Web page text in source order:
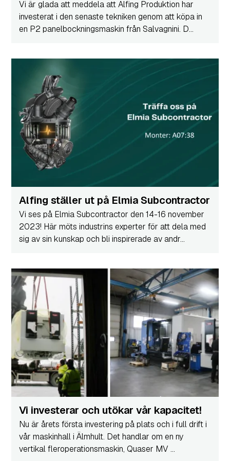
Vi är glada att meddela att Alfing Produktion har
investerat i den senaste tekniken genom att köpa in
en P2 panelbockningsmaskin från Salvagnini. D...
Alfing ställer ut på Elmia Subcontractor
Vi ses på Elmia Subcontractor den 14-16 november
2023! Här möts industrins experter för att dela med
sig av sin kunskap och bli inspirerade av andr...
Vi investerar och utökar vår kapacitet!
Nu är årets första investering på plats och i full drift i
vår maskinhall i Älmhult. Det handlar om en ny
vertikal fleroperationsmaskin, Quaser MV ...